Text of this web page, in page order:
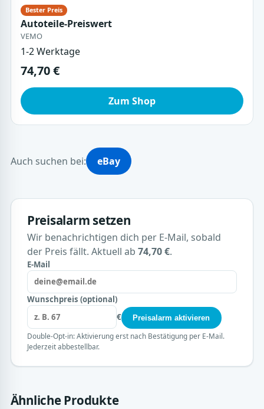
Autoteile-Preiswert
VEMO
1-2 Werktage
74,70 €
Zum Shop
Auch suchen bei: eBay
Preisalarm setzen
Wir benachrichtigen dich per E-Mail, sobald
der Preis fällt. Aktuell ab 74,70 €.
E-Mail
Wunschpreis (optional)
€
Preisalarm aktivieren
Double-Opt-in: Aktivierung erst nach Bestätigung per E-Mail.
Jederzeit abbestellbar.
Ähnliche Produkte